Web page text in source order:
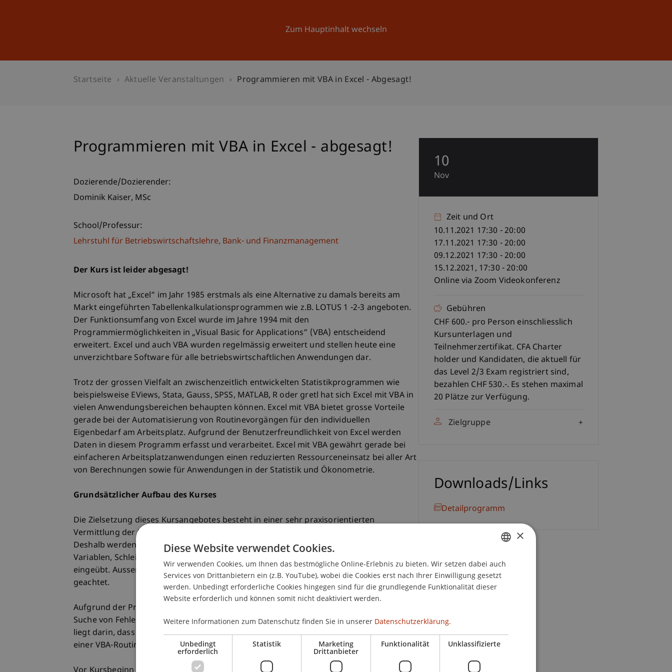
Zum Hauptinhalt wechseln
Universität Aktuelles
Startseite Aktuelle Veranstaltungen Programmieren mit VBA in Excel - Abgesagt!
Programmieren mit VBA in Excel - abgesagt!
Dozierende/Dozierender:
Dominik Kaiser MSc
School/Professur:
Lehrstuhl für Betriebswirtschaftslehre, Bank- und Finanzmanagement
Der Kurs ist leider abgesagt!
Microsoft hat „Excel“ im Jahr 1985 erstmals als eine Alternative zu damals bereits am
Markt eingeführten Tabellenkalkulationsprogrammen wie z.B. LOTUS 1 -2-3 angeboten.
Der Funktionsumfang von Excel wurde im Jahre 1994 mit den
Programmiermöglichkeiten in „Visual Basic for Applications“ (VBA) entscheidend
erweitert. Excel und auch VBA wurden regelmässig erweitert und stellen heute eine
unverzichtbare Software für alle betriebswirtschaftlichen Anwendungen dar.
Trotz der grossen Vielfalt an zwischenzeitlich entwickelten Statistikprogrammen wie
beispielsweise EViews, Stata, Gauss, SPSS, MATLAB, R oder gretl hat sich Excel mit VBA in
vielen Anwendungsbereichen behaupten können. Excel mit VBA bietet grosse Vorteile
gerade bei der Automatisierung von Routinevorgängen für den individuellen
Eigenbedarf am Arbeitsplatz. Aufgrund der Benutzerfreundlichkeit von Excel werden
Daten in diesem Programm erfasst und verarbeitet. Excel mit VBA gewährt gerade bei
einfacheren Arbeitsplatzanwendungen einen reduzierten Ressourceneinsatz bei aller Art
von Berechnungen sowie für Anwendungen in der Statistik und Ökonometrie.
Grundsätzlicher Aufbau des Kurses
Die Zielsetzung dieses Kursangebotes besteht in einer sehr praxisorientierten
Vermittlung der Programmiersprache VBA im Tabellenkalkulationsprogramm Excel.
Deshalb werden zu Beginn die Grundlagen wie beispielsweise die Definition von
Variablen, Schleifen und der Entwurf von Nachrichtenfenstern besprochen und
eingeübt. Ausserdem wird auf die intuitive Nutzung und Herleitung von VBA-Befehlen
geachtet.
Aufgrund der Praxisnähe legt der Kurs einen besonderen Fokus auf Struktur und die
Suche von Fehlern innerhalb einer VBA-Routine. Die Zielsetzung dieses Kursangebotes
liegt darin, dass jeder Teilnehmer ein Grundverständnis zum Erstellen und Interpretieren
einer VBA-Routine entwickeln und diese den Bedürfnissen entsprechend anpassen kann.
10
Nov
Zeit und Ort
10.11.2021 17:30 - 20:00
17.11.2021 17:30 - 20:00
09.12.2021 17:30 - 20:00
15.12.2021, 17:30 - 20:00
Online via Zoom Videokonferenz
Gebühren
CHF 600.- pro Person einschliesslich
Kursunterlagen und
Teilnehmerzertifikat. CFA Charter
holder und Kandidaten, die aktuell für
das Level 2/3 Exam registriert sind,
bezahlen CHF 530.-. Es stehen maximal
20 Plätze zur Verfügung.
Zielgruppe
Downloads/Links
Detailprogramm
GERMAN
ENGLISH
×
Diese Website verwendet Cookies.
Wir verwenden Cookies, um Ihnen das bestmögliche Online-Erlebnis zu bieten. Wir setzen dabei auch
Services von Drittanbietern ein (z.B. YouTube), wobei die Cookies erst nach Ihrer Einwilligung gesetzt
werden. Unbedingt erforderliche Cookies hingegen sind für die grundlegende Funktionalität dieser
Website erforderlich und können somit nicht deaktiviert werden.
Weitere Informationen zum Datenschutz finden Sie in unserer Datenschutzerklärung.
Unbedingt
erforderlich
Statistik Marketing
Drittanbieter
Funktionalität Unklassifizierte